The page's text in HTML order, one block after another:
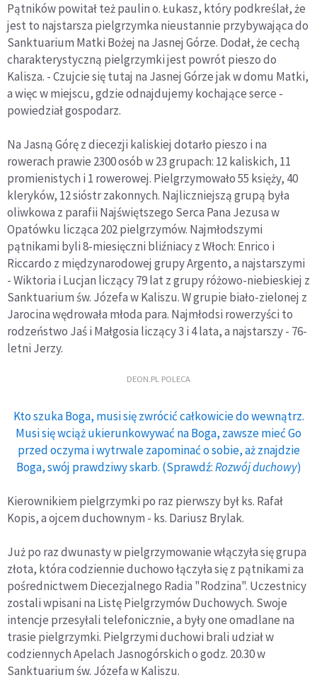
Pątników powitał też paulin o. Łukasz, który podkreślał, że
jest to najstarsza pielgrzymka nieustannie przybywająca do
Sanktuarium Matki Bożej na Jasnej Górze. Dodał, że cechą
charakterystyczną pielgrzymki jest powrót pieszo do
Kalisza. - Czujcie się tutaj na Jasnej Górze jak w domu Matki,
a więc w miejscu, gdzie odnajdujemy kochające serce -
powiedział gospodarz.
Na Jasną Górę z diecezji kaliskiej dotarło pieszo i na
rowerach prawie 2300 osób w 23 grupach: 12 kaliskich, 11
promienistych i 1 rowerowej. Pielgrzymowało 55 księży, 40
kleryków, 12 sióstr zakonnych. Najliczniejszą grupą była
oliwkowa z parafii Najświętszego Serca Pana Jezusa w
Opatówku licząca 202 pielgrzymów. Najmłodszymi
pątnikami byli 8-miesięczni bliźniacy z Włoch: Enrico i
Riccardo z międzynarodowej grupy Argento, a najstarszymi
- Wiktoria i Lucjan liczący 79 lat z grupy różowo-niebieskiej z
Sanktuarium św. Józefa w Kaliszu. W grupie biało-zielonej z
Jarocina wędrowała młoda para. Najmłodsi rowerzyści to
rodzeństwo Jaś i Małgosia liczący 3 i 4 lata, a najstarszy - 76-
letni Jerzy.
DEON.PL POLECA
Kto szuka Boga, musi się zwrócić całkowicie do wewnątrz.
Musi się wciąż ukierunkowywać na Boga, zawsze mieć Go
przed oczyma i wytrwale zapominać o sobie, aż znajdzie
Boga, swój prawdziwy skarb. (Sprawdź:Rozwój duchowy)
Kierownikiem pielgrzymki po raz pierwszy był ks. Rafał
Kopis, a ojcem duchownym - ks. Dariusz Brylak.
Już po raz dwunasty w pielgrzymowanie włączyła się grupa
złota, która codziennie duchowo łączyła się z pątnikami za
pośrednictwem Diecezjalnego Radia "Rodzina". Uczestnicy
zostali wpisani na Listę Pielgrzymów Duchowych. Swoje
intencje przesyłali telefonicznie, a były one omadlane na
trasie pielgrzymki. Pielgrzymi duchowi brali udział w
codziennych Apelach Jasnogórskich o godz. 20.30 w
Sanktuarium św. Józefa w Kaliszu.